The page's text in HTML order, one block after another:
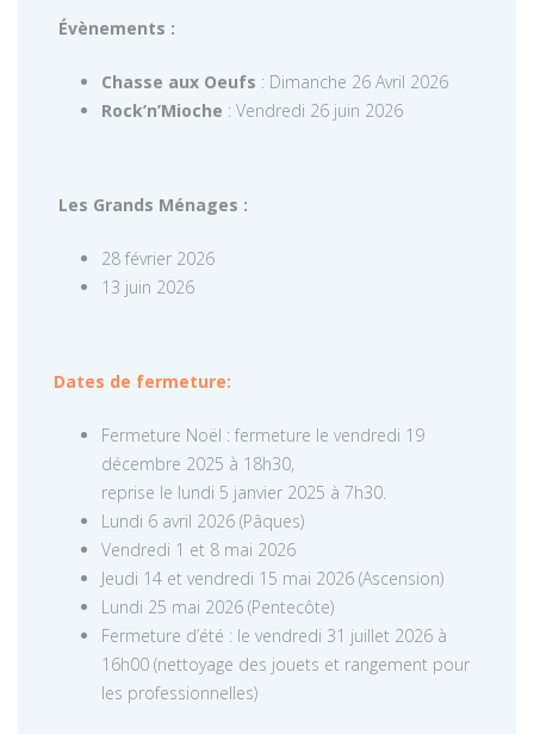
Évènements :
Chasse aux Oeufs : Dimanche 26 Avril 2026
Rock’n’Mioche : Vendredi 26 juin 2026
Les Grands Ménages :
28 février 2026
13 juin 2026
Dates de fermeture:
Fermeture Noël : fermeture le vendredi 19
décembre 2025 à 18h30,
reprise le lundi 5 janvier 2025 à 7h30.
Lundi 6 avril 2026 (Pâques)
Vendredi 1 et 8 mai 2026
Jeudi 14 et vendredi 15 mai 2026 (Ascension)
Lundi 25 mai 2026 (Pentecôte)
Fermeture d’été : le vendredi 31 juillet 2026 à
16h00 (nettoyage des jouets et rangement pour
les professionnelles)